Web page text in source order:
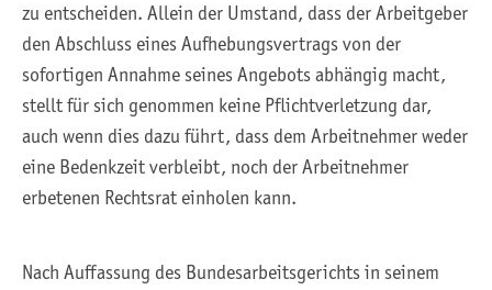
zu entscheiden. Allein der Umstand, dass der Arbeitgeber
den Abschluss eines Aufhebungsvertrags von der
sofortigen Annahme seines Angebots abhängig macht,
stellt für sich genommen keine Pflichtverletzung dar,
auch wenn dies dazu führt, dass dem Arbeitnehmer weder
eine Bedenkzeit verbleibt, noch der Arbeitnehmer
erbetenen Rechtsrat einholen kann.
Nach Auffassung des Bundesarbeitsgerichts in seinem